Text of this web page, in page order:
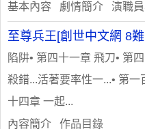
基本內容 劇情簡介 演職
至尊兵王[創世中文網 8
陷阱• 第四十一章 飛刀• 第
殺錯...活著要率性一...• 第
十四章 一起...
內容簡介 作品目錄